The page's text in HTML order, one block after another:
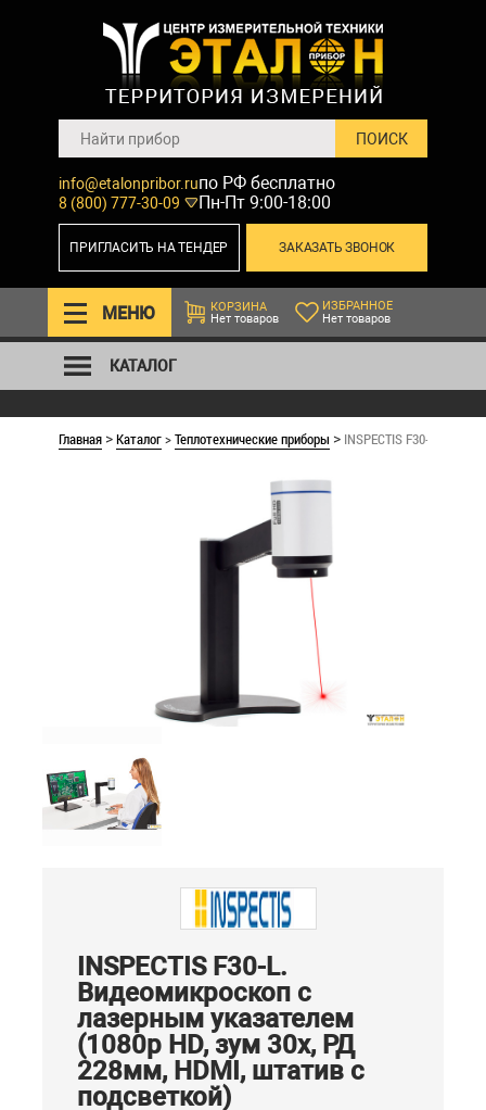
info@etalonpribor.ru
8 (800) 777-30-09
по РФ бесплатно
Пн-Пт 9:00-18:00
ЗАКАЗАТЬ ЗВОНОК
ПРИГЛАСИТЬ НА ТЕНДЕР
МЕНЮ
КОРЗИНА
Нет товаров
ИЗБРАННОЕ
Нет товаров
КАТАЛОГ
Главная >Каталог>Теплотехнические приборы > INSPECTIS F30-L.
INSPECTIS F30-L.
Видеомикроскоп с
лазерным указателем
(1080p HD, зум 30x, РД
228мм, HDMI, штатив с
подсветкой)